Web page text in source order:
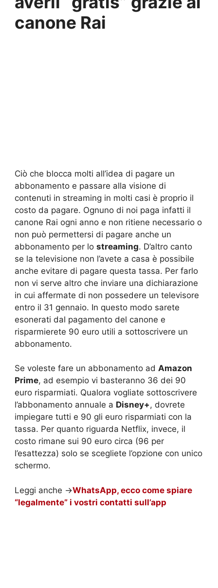
canone Rai
Ciò che blocca molti all’idea di pagare un
abbonamento e passare alla visione di
contenuti in streaming in molti casi è proprio il
costo da pagare. Ognuno di noi paga infatti il
canone Rai ogni anno e non ritiene necessario o
non può permettersi di pagare anche un
abbonamento per lo streaming. D’altro canto
se la televisione non l’avete a casa è possibile
anche evitare di pagare questa tassa. Per farlo
non vi serve altro che inviare una dichiarazione
in cui affermate di non possedere un televisore
entro il 31 gennaio. In questo modo sarete
esonerati dal pagamento del canone e
risparmierete 90 euro utili a sottoscrivere un
abbonamento.
Se voleste fare un abbonamento ad Amazon
Prime, ad esempio vi basteranno 36 dei 90
euro risparmiati. Qualora vogliate sottoscrivere
l’abbonamento annuale a Disney+, dovrete
impiegare tutti e 90 gli euro risparmiati con la
tassa. Per quanto riguarda Netflix, invece, il
costo rimane sui 90 euro circa (96 per
l’esattezza) solo se scegliete l’opzione con unico
schermo.
Leggi anche ->WhatsApp, ecco come spiare
“legalmente” i vostri contatti sull’app